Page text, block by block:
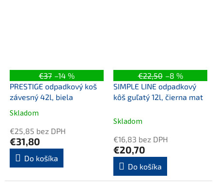
€37 –14 %
PRESTIGE odpadkový koš
závesný 42l, biela
Priemerné
hodnotenie
produktu
je
5,0
z
5
Skladom
€25,85 bez DPH
€31,80
Do košíka
€22,50 –8 %
SIMPLE LINE odpadkový
kôš guľatý 12l, čierna mat
Skladom
€16,83 bez DPH
€20,70
Do košíka